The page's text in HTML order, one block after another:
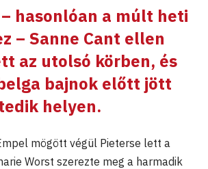
hasonlóan a múlt heti
– Sanne Cant ellen
az utolsó körben, és
bajnok előtt jött
helyen.
mögött végül Pieterse lett a
Worst szerezte meg a harmadik